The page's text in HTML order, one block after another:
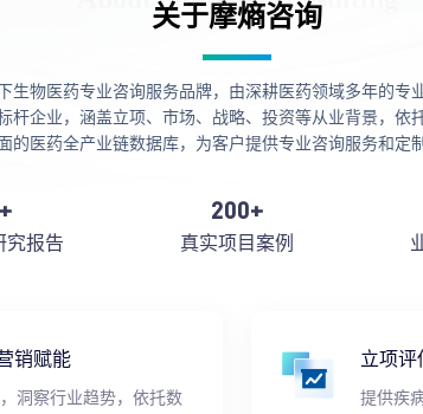
关于摩熵咨询
生物医药专业咨询服务品牌，由深耕医药领域多年的专
杆企业，涵盖立项、市场、战略、投资等从业背景，依
的医药全产业链数据库，为客户提供专业咨询服务和定
究报告
200+
真实项目案例
销赋能
洞察行业趋势，依托数
立项评
提供疾